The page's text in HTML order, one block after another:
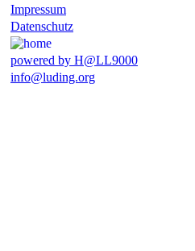
Impressum
Datenschutz
powered by H@LL9000
info@luding.org